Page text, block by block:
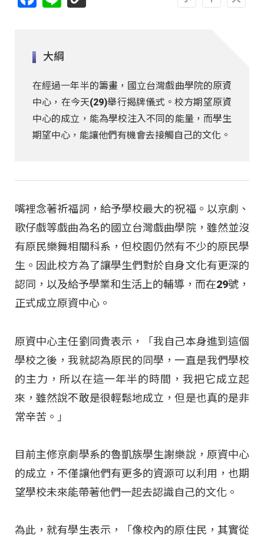
大綱
在經過一年半的籌畫，國立台灣戲曲學院的原資
中心，在今天(29)舉行揭牌儀式。校方期望原資
中心的成立，能為學校注入不同的能量，而學生
期望中心，能讓他們有機會去接觸自己的文化。
嘴裡念著祈福詞，給予學校最大的祝福。以京劇、
歌仔戲等戲曲為名的國立台灣戲曲學院，雖然並沒
有原民樂舞相關科系，但校園仍然有不少的原民學
生。因此校方為了讓學生們對於自身文化有更深的
認同，以及給予學業和生活上的輔導，而在29號，
正式成立原資中心。
原資中心主任劉同貴表示，「我自己本身進到這個
學校之後，我就認為原民的同學，一直是我們學校
的主力，所以在這一年半的時間，我把它成立起
來，雖然說不敢是很輕鬆地成立，但是也真的是非
常辛苦。」
目前主修京劇學系的魯凱族學生謝樂說，原資中心
的成立，不僅讓他們有更多的資源可以利用，也期
望學校未來能帶著他們一起去認識自己的文化。
為此，就有學生表示，「像校內的原住民，其實從